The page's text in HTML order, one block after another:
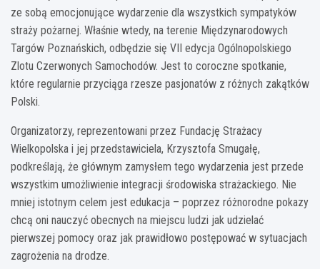
ze sobą emocjonujące wydarzenie dla wszystkich sympatyków
straży pożarnej. Właśnie wtedy, na terenie Międzynarodowych
Targów Poznańskich, odbędzie się VII edycja Ogólnopolskiego
Zlotu Czerwonych Samochodów. Jest to coroczne spotkanie,
które regularnie przyciąga rzesze pasjonatów z różnych zakątków
Polski.
Organizatorzy, reprezentowani przez Fundację Strażacy
Wielkopolska i jej przedstawiciela, Krzysztofa Smugałę,
podkreślają, że głównym zamysłem tego wydarzenia jest przede
wszystkim umożliwienie integracji środowiska strażackiego. Nie
mniej istotnym celem jest edukacja – poprzez różnorodne pokazy
chcą oni nauczyć obecnych na miejscu ludzi jak udzielać
pierwszej pomocy oraz jak prawidłowo postępować w sytuacjach
zagrożenia na drodze.